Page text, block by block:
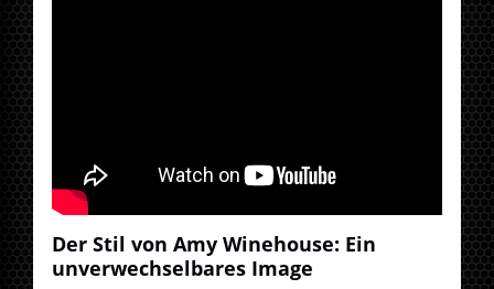
Der Stil von Amy Winehouse: Ein
unverwechselbares Image